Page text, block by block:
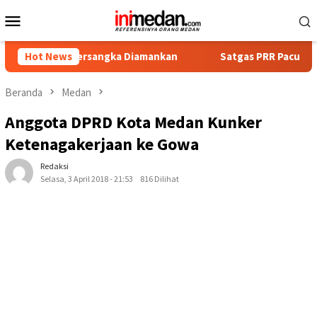
ke
Mobile
Hot News
Tersangka Diamankan Satgas PRR Pacu Realisasi
Beranda Medan
Anggota DPRD Kota Medan Kunker
Ketenagakerjaan ke Gowa
Redaksi
Selasa, 3 April 2018 - 21:53
816 Dilihat